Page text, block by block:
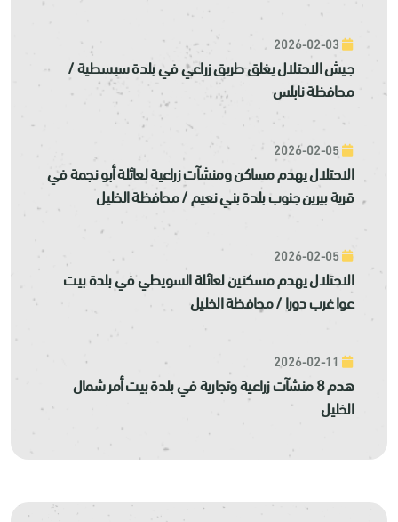
جيش الاحتلال يغلق طريق زراعي في بلدة سبسطية /
محافظة نابلس
الاحتلال يهدم مساكن ومنشآت زراعية لعائلة أبو نجمة في
قرية بيرين جنوب بلدة بني نعيم / محافظة الخليل
الاحتلال يهدم مسكنين لعائلة السويطي في بلدة بيت
عوا غرب دورا / محافظة الخليل
هدم 8 منشآت زراعية وتجارية في بلدة بيت أمر شمال
الخليل